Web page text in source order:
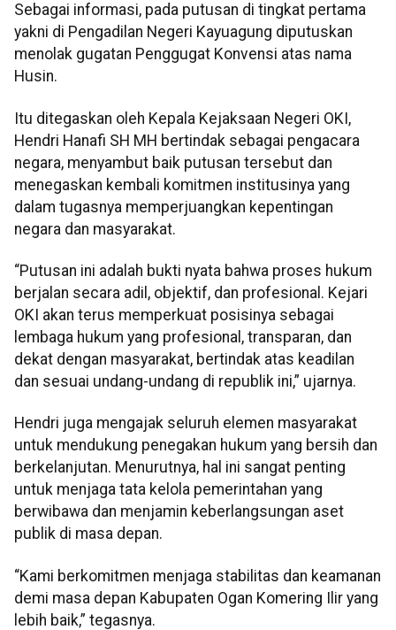
Sebagai informasi, pada putusan di tingkat pertama
yakni di Pengadilan Negeri Kayuagung diputuskan
menolak gugatan Penggugat Konvensi atas nama
Husin.
Itu ditegaskan oleh Kepala Kejaksaan Negeri OKI,
Hendri Hanafi SH MH bertindak sebagai pengacara
negara, menyambut baik putusan tersebut dan
menegaskan kembali komitmen institusinya yang
dalam tugasnya memperjuangkan kepentingan
negara dan masyarakat.
“Putusan ini adalah bukti nyata bahwa proses hukum
berjalan secara adil, objektif, dan profesional. Kejari
OKI akan terus memperkuat posisinya sebagai
lembaga hukum yang profesional, transparan, dan
dekat dengan masyarakat, bertindak atas keadilan
dan sesuai undang-undang di republik ini,” ujarnya.
Hendri juga mengajak seluruh elemen masyarakat
untuk mendukung penegakan hukum yang bersih dan
berkelanjutan. Menurutnya, hal ini sangat penting
untuk menjaga tata kelola pemerintahan yang
berwibawa dan menjamin keberlangsungan aset
publik di masa depan.
“Kami berkomitmen menjaga stabilitas dan keamanan
demi masa depan Kabupaten Ogan Komering Ilir yang
lebih baik,” tegasnya.